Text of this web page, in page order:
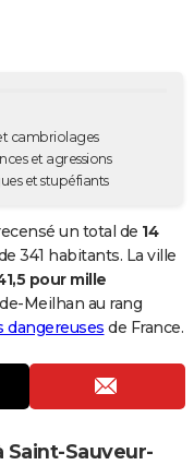
cambriolages
et agressions
et stupéfiants
un total de 14
341 habitants. La ville
pour mille
Meilhan au rang
dangereuses de France.
Sauveur-